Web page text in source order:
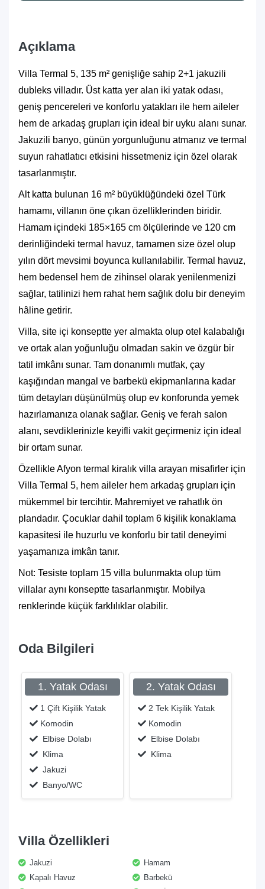
Açıklama
Villa Termal 5, 135 m² genişliğe sahip 2+1 jakuzili
dubleks villadır. Üst katta yer alan iki yatak odası,
geniş pencereleri ve konforlu yatakları ile hem aileler
hem de arkadaş grupları için ideal bir uyku alanı sunar.
Jakuzili banyo, günün yorgunluğunu atmanız ve termal
suyun rahatlatıcı etkisini hissetmeniz için özel olarak
tasarlanmıştır.
Alt katta bulunan 16 m² büyüklüğündeki özel Türk
hamamı, villanın öne çıkan özelliklerinden biridir.
Hamam içindeki 185×165 cm ölçülerinde ve 120 cm
derinliğindeki termal havuz, tamamen size özel olup
yılın dört mevsimi boyunca kullanılabilir. Termal havuz,
hem bedensel hem de zihinsel olarak yenilenmenizi
sağlar, tatilinizi hem rahat hem sağlık dolu bir deneyim
hâline getirir.
Villa, site içi konseptte yer almakta olup otel kalabalığı
ve ortak alan yoğunluğu olmadan sakin ve özgür bir
tatil imkânı sunar. Tam donanımlı mutfak, çay
kaşığından mangal ve barbekü ekipmanlarına kadar
tüm detayları düşünülmüş olup ev konforunda yemek
hazırlamanıza olanak sağlar. Geniş ve ferah salon
alanı, sevdiklerinizle keyifli vakit geçirmeniz için ideal
bir ortam sunar.
ÖzellikleAfyon termal kiralık villa arayan misafirler için
Villa Termal 5, hem aileler hem arkadaş grupları için
mükemmel bir tercihtir. Mahremiyet ve rahatlık ön
plandadır. Çocuklar dahil toplam 6 kişilik konaklama
kapasitesi ile huzurlu ve konforlu bir tatil deneyimi
yaşamanıza imkân tanır.
Not: Tesiste toplam 15 villa bulunmakta olup tüm
villalar aynı konseptte tasarlanmıştır. Mobilya
renklerinde küçük farklılıklar olabilir.
Oda Bilgileri
1. Yatak Odası
1 Çift Kişilik Yatak
Komodin
Elbise Dolabı
Klima
Jakuzi
Banyo/WC
2. Yatak Odası
2 Tek Kişilik Yatak
Komodin
Elbise Dolabı
Klima
Villa Özellikleri
Jakuzi
Hamam
Kapalı Havuz
Barbekü